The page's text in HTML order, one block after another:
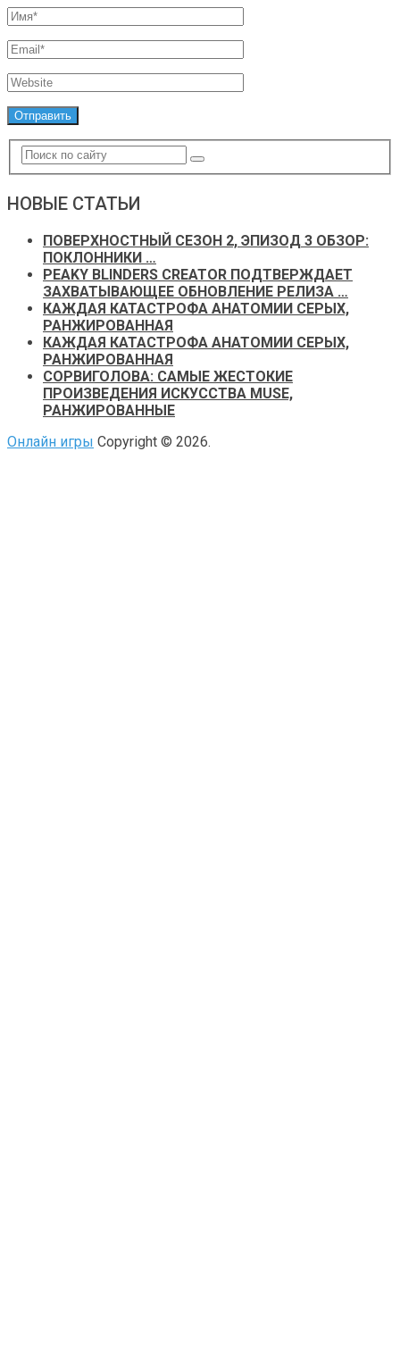
НОВЫЕ СТАТЬИ
ПОВЕРХНОСТНЫЙ СЕЗОН 2, ЭПИЗОД 3 ОБЗОР:
ПОКЛОННИКИ …
PEAKY BLINDERS CREATOR ПОДТВЕРЖДАЕТ
ЗАХВАТЫВАЮЩЕЕ ОБНОВЛЕНИЕ РЕЛИЗА …
КАЖДАЯ КАТАСТРОФА АНАТОМИИ СЕРЫХ,
РАНЖИРОВАННАЯ
КАЖДАЯ КАТАСТРОФА АНАТОМИИ СЕРЫХ,
РАНЖИРОВАННАЯ
СОРВИГОЛОВА: САМЫЕ ЖЕСТОКИЕ
ПРОИЗВЕДЕНИЯ ИСКУССТВА MUSE,
РАНЖИРОВАННЫЕ
Онлайн игры Copyright © 2026.